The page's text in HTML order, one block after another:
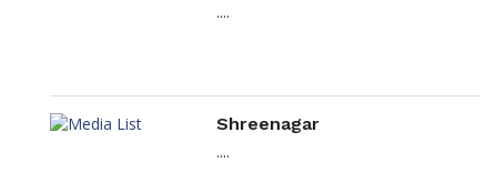
....
Shreenagar
....